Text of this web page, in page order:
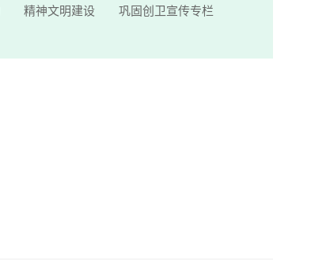
精神文明建设 巩固创卫宣传专栏